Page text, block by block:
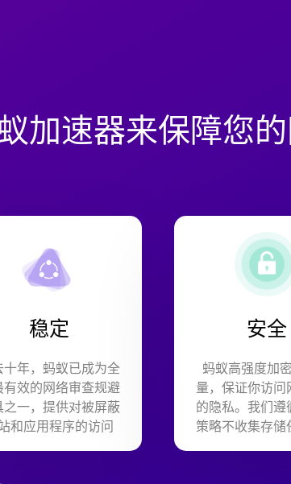
加速器来保障您
稳定
十年，蚂蚁已成为全
有效的网络审查规避
之一，提供对被屏蔽
和应用程序的访问
安全
蚂蚁高强度加
量，保证你访问
的隐私。我们遵
策略不收集存储